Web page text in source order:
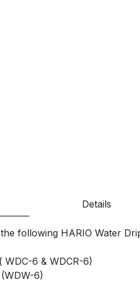
Details
following HARIO Water
6 & WDCR-6)
6)